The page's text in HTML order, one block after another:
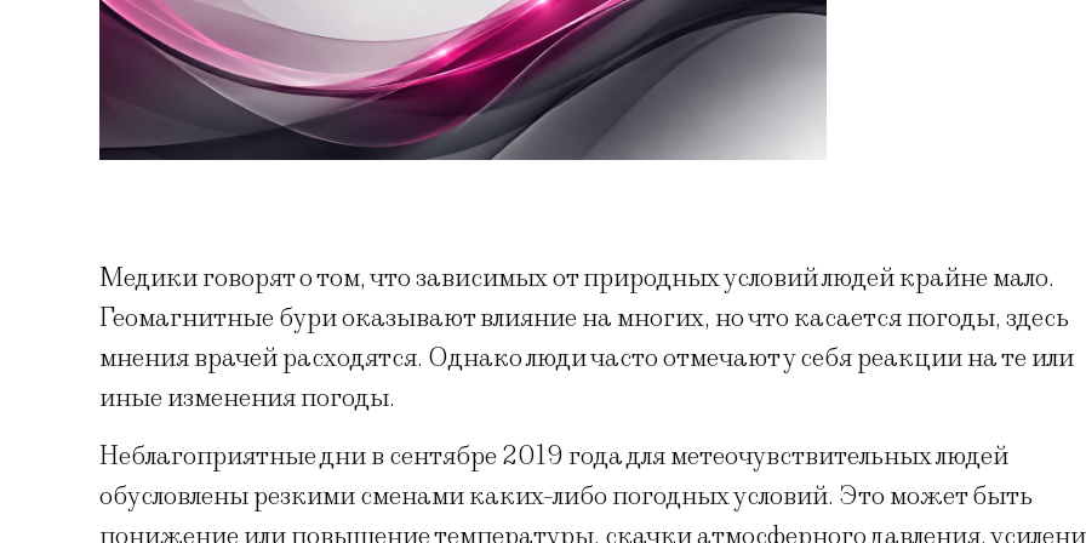
Медики говорят о том, что зависимых от природных условий людей крайне мало.
Геомагнитные бури оказывают влияние на многих, но что касается погоды, здесь
мнения врачей расходятся. Однако люди часто отмечают у себя реакции на те или
иные изменения погоды.
Неблагоприятные дни в сентябре 2019 года для метеочувствительных людей
обусловлены резкими сменами каких-либо погодных условий. Это может быть
понижение или повышение температуры, скачки атмосферного давления,